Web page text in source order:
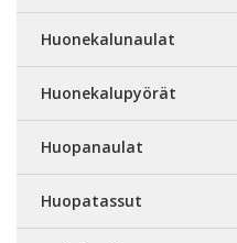
Huonekalunaulat
Huonekalupyörät
Huopanaulat
Huopatassut